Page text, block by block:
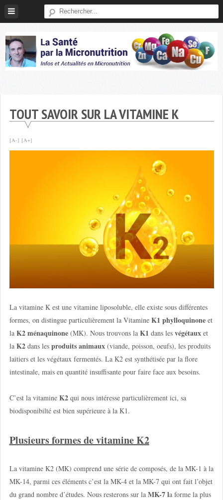
Skip
TOUT SAVOIR SUR LA VITAMINE K
[A-] [A+]
La vitamine K est une vitamine liposoluble, elle existe sous différentes
formes, on distingue particulièrement la Vitamine K1 phylloquinoneet
la K2 ménaquinone(MK). Nous trouvons la K1 dans les végétaux et
la K2dans les produits animaux(viande, poisson, oeufs), les produits
laitiers et les végétaux fermentés. La K2 est synthétisée par la flore
intestinale, mais en quantité insuffisante pour faire face aux besoins.
C’est la vitamine K2qui nous intéresse particulièrement ici, sa
biodisponibilté est bien supérieure à la K1.
Plusieurs formes de vitamine K2
La vitamine K2 (MK) comprend une série de composés, de la MK-1 à la
MK-14, parmi ces éléments c’est la MK-4 et la MK-7 qui ont fait l’objet
du grand nombre d’études. Nous resterons sur la MK-7 la forme la plus